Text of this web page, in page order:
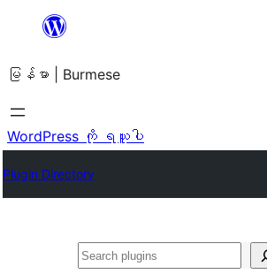
အကြောင်းအရာ
ကျော်သွား
ရန်
မြန်မာ | Burmese
WordPress ကို ရယူပါ
Plugin Directory
ရှာ